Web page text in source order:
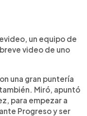
un equipo de
video de uno
una gran puntería
Miró, apuntó
para empezar a
ante Progreso y ser